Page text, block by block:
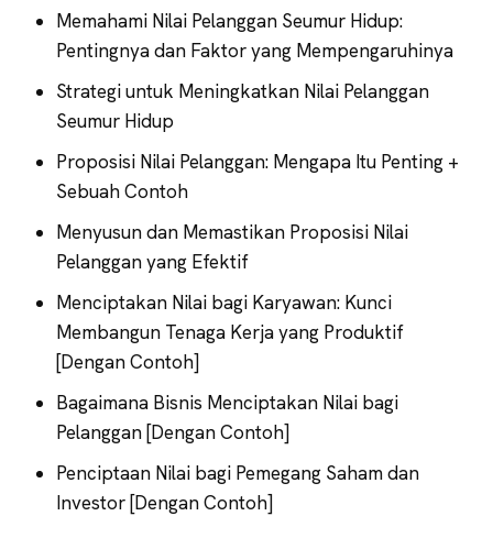
Memahami Nilai Pelanggan Seumur Hidup:
Pentingnya dan Faktor yang Mempengaruhinya
Strategi untuk Meningkatkan Nilai Pelanggan
Seumur Hidup
Proposisi Nilai Pelanggan: Mengapa Itu Penting +
Sebuah Contoh
Menyusun dan Memastikan Proposisi Nilai
Pelanggan yang Efektif
Menciptakan Nilai bagi Karyawan: Kunci
Membangun Tenaga Kerja yang Produktif
[Dengan Contoh]
Bagaimana Bisnis Menciptakan Nilai bagi
Pelanggan [Dengan Contoh]
Penciptaan Nilai bagi Pemegang Saham dan
Investor [Dengan Contoh]